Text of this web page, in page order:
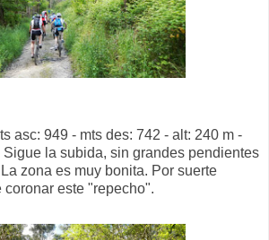
asc: 949 - mts des: 742 - alt: 240 m -
la subida, sin grandes pendientes
zona es muy bonita. Por suerte
coronar este "repecho".